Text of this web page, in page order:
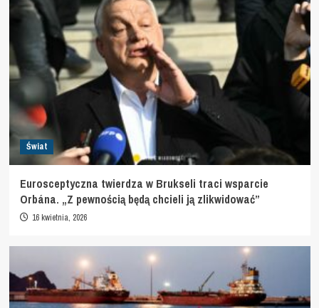
Świat
Eurosceptyczna twierdza w Brukseli traci wsparcie
Orbána. „Z pewnością będą chcieli ją zlikwidować”
16 kwietnia, 2026